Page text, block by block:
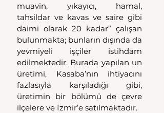
muavin, yıkayıcı, hamal,
tahsildar ve kavas ve saire gibi
daimi olarak 20 kadar” çalışan
bulunmakta; bunların dışında da
yevmiyeli işçiler istihdam
edilmektedir. Burada yapılan un
üretimi, Kasaba’nın ihtiyacını
fazlasıyla karşıladığı gibi,
üretimin bir bölümü de çevre
ilçelere ve İzmir’e satılmaktadır.